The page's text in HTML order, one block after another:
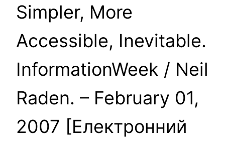
Simpler, More
Accessible, Inevitable.
InformationWeek / Neil
Raden. – February 01,
2007 [Електронний